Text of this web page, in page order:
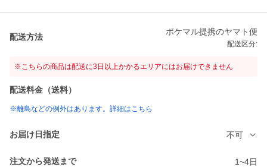
配送方法
ポケマル提携のヤマト便
配送区分:
※こちらの商品は配送に3日以上かかるエリアにはお届けできません
配送料金（送料）
※離島などの例外はあります。詳細はこちら
お届け日指定 不可
注文から発送まで 1~4日